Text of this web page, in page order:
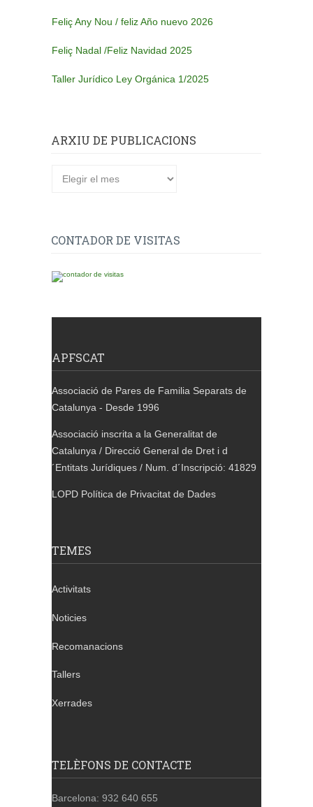
Feliç Any Nou / feliz Año nuevo 2026
Feliç Nadal /Feliz Navidad 2025
Taller Jurídico Ley Orgánica 1/2025
ARXIU DE PUBLICACIONS
CONTADOR DE VISITAS
APFSCAT
Associació de Pares de Familia Separats de
Catalunya - Desde 1996
Associació inscrita a la Generalitat de
Catalunya / Direcció General de Dret i d
´Entitats Jurídiques / Num. d´Inscripció: 41829
LOPD Política de Privacitat de Dades
TEMES
Activitats
Noticies
Recomanacions
Tallers
Xerrades
TELÈFONS DE CONTACTE
Barcelona: 932 640 655